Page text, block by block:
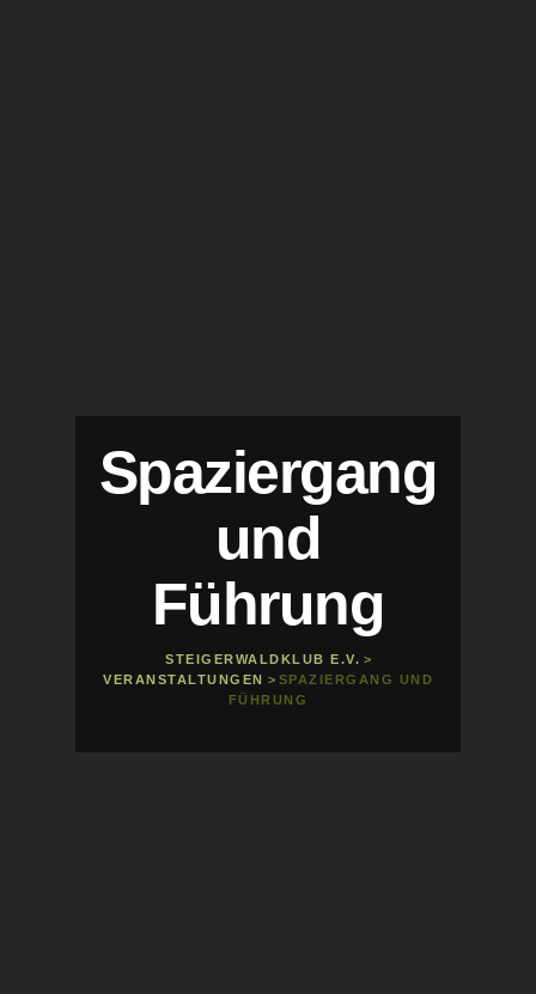
Spaziergang
und
Führung
STEIGERWALDKLUB E.V. >
VERANSTALTUNGEN > SPAZIERGANG UND
FÜHRUNG